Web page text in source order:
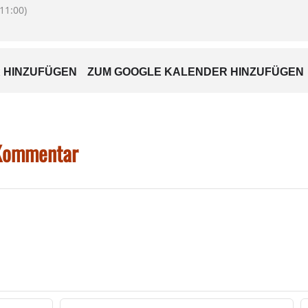
/ 392-2295 oder sylvia.schachner@lra-rosenheim.de
ZUM GOOGLE KALENDER HINZUFÜGEN